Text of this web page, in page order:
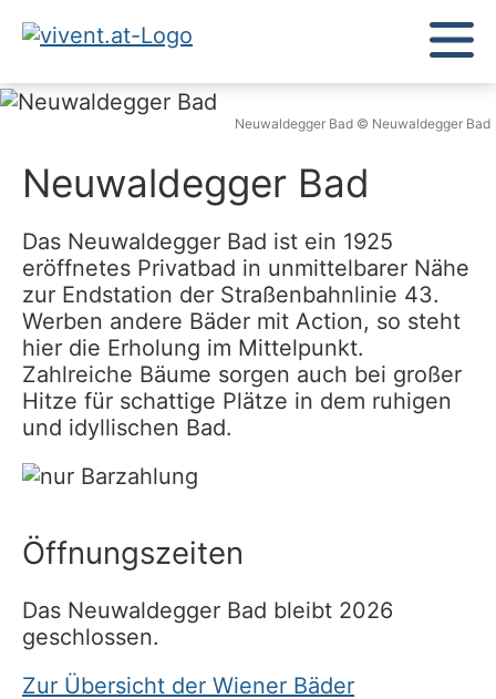
Neuwaldegger Bad © Neuwaldegger Bad
Neuwaldegger Bad
Das Neuwaldegger Bad ist ein 1925
eröffnetes Privatbad in unmittelbarer Nähe
zur Endstation der Straßenbahnlinie 43.
Werben andere Bäder mit Action, so steht
hier die Erholung im Mittelpunkt.
Zahlreiche Bäume sorgen auch bei großer
Hitze für schattige Plätze in dem ruhigen
und idyllischen Bad.
Öffnungszeiten
Das Neuwaldegger Bad bleibt 2026
geschlossen.
Zur Übersicht der Wiener Bäder